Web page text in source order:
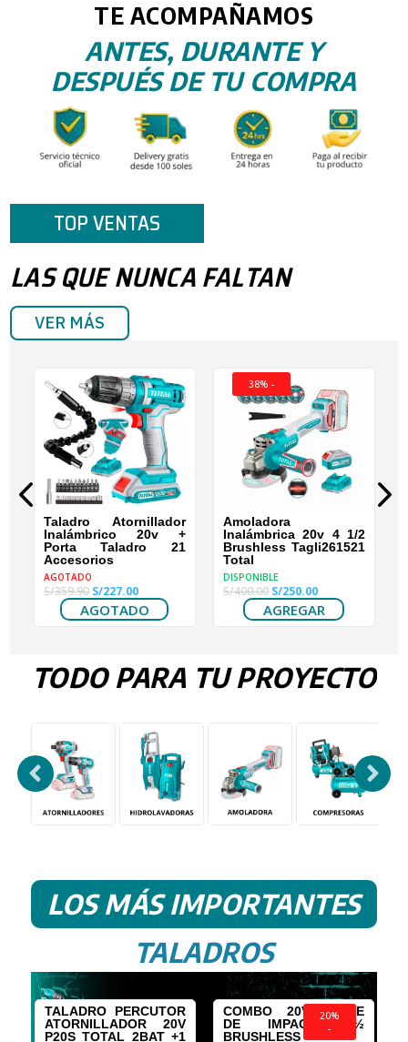
TE ACOMPAÑAMOS
ANTES, DURANTE Y
DESPUÉS DE TU COMPRA
TOP VENTAS
LAS QUE NUNCA FALTAN
VER MÁS
Taladro Atornillador
Inalámbrico 20v +
Porta Taladro 21
Accesorios
AGOTADO
S/359.90 El
precio
original
S/227.00El
precio
actual
AGOTADO
38% -
Amoladora
Inalámbrica 20v 4 1/2
Brushless Tagli261521
Total
DISPONIBLE
S/400.00 El
precio
original
S/250.00El
precio
actual
AGREGAR
TODO PARA TU PROYECTO
LOS MÁS IMPORTANTES
TALADROS
TALADRO PERCUTOR
ATORNILLADOR 20V
P20S TOTAL 2BAT +1
20%
-
COMBO 20V LLAVE
DE IMPACTO ½
BRUSHLESS